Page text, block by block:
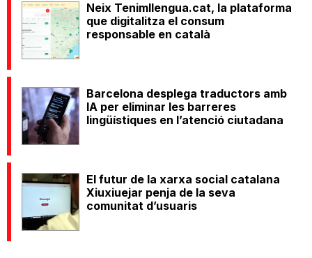
Neix Tenimllengua.cat, la plataforma
que digitalitza el consum
responsable en català
Barcelona desplega traductors amb
IA per eliminar les barreres
lingüístiques en l’atenció ciutadana
El futur de la xarxa social catalana
Xiuxiuejar penja de la seva
comunitat d’usuaris